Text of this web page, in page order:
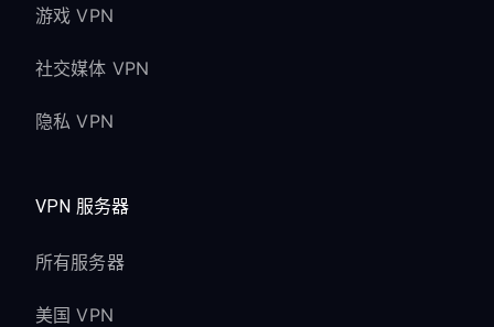
游戏 VPN
社交媒体 VPN
隐私 VPN
VPN 服务器
所有服务器
美国 VPN